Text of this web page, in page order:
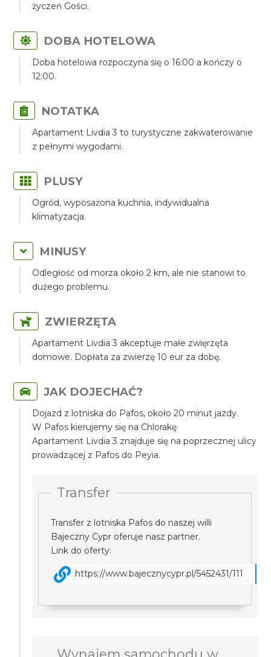
życzeń Gości.
DOBA HOTELOWA
Doba hotelowa rozpoczyna się o 16:00 a kończy o
12:00.
NOTATKA
Apartament Livdia 3 to turystyczne zakwaterowanie
z pełnymi wygodami.
PLUSY
Ogród, wyposażona kuchnia, indywidualna
klimatyzacja.
MINUSY
Odległość od morza około 2 km, ale nie stanowi to
dużego problemu.
ZWIERZĘTA
Apartament Livdia 3 akceptuje małe zwięrzęta
domowe. Dopłata za zwierzę 10 eur za dobę.
JAK DOJECHAĆ?
Dojazd z lotniska do Pafos, około 20 minut jazdy.
W Pafos kierujemy się na Chlorakę
Apartament Livdia 3 znajduje się na poprzecznej ulicy
prowadzącej z Pafos do Peyia.
Transfer
Transfer z lotniska Pafos do naszej willi
Bajeczny Cypr oferuje nasz partner.
Link do oferty:
https://www.bajecznycypr.pl/5452431/111